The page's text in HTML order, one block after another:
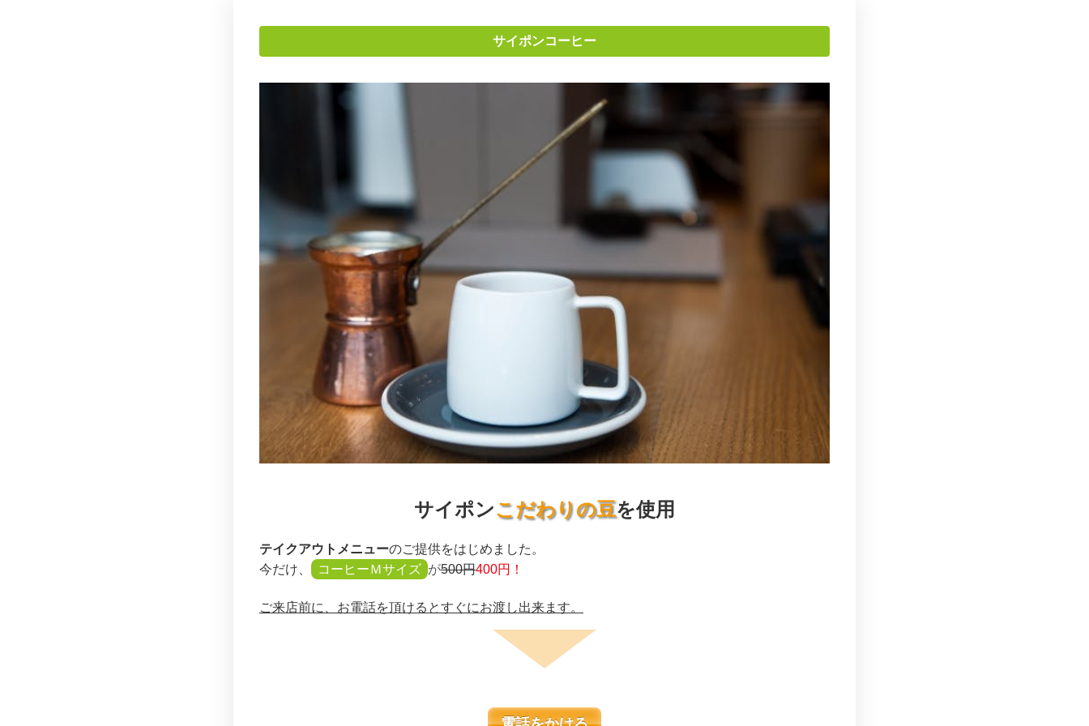
サイポンコーヒー
サイポンこだわりの豆を使用
テイクアウトメニューのご提供をはじめました。
今だけ、
コーヒーＭサイズ が500円400円！
ご来店前に、お電話を頂けるとすぐにお渡し出来ます。